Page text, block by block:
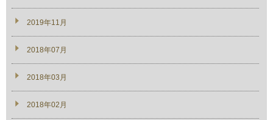
2019年11月
2018年07月
2018年03月
2018年02月